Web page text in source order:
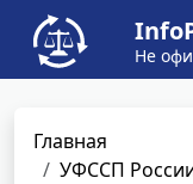
Не
Главная
УФССП